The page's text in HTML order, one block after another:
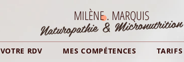
MILÈNE . MARQUIS
Naturopathie & Micronutrition
VOTRE RDV MES COMPÉTENCES TARIFS